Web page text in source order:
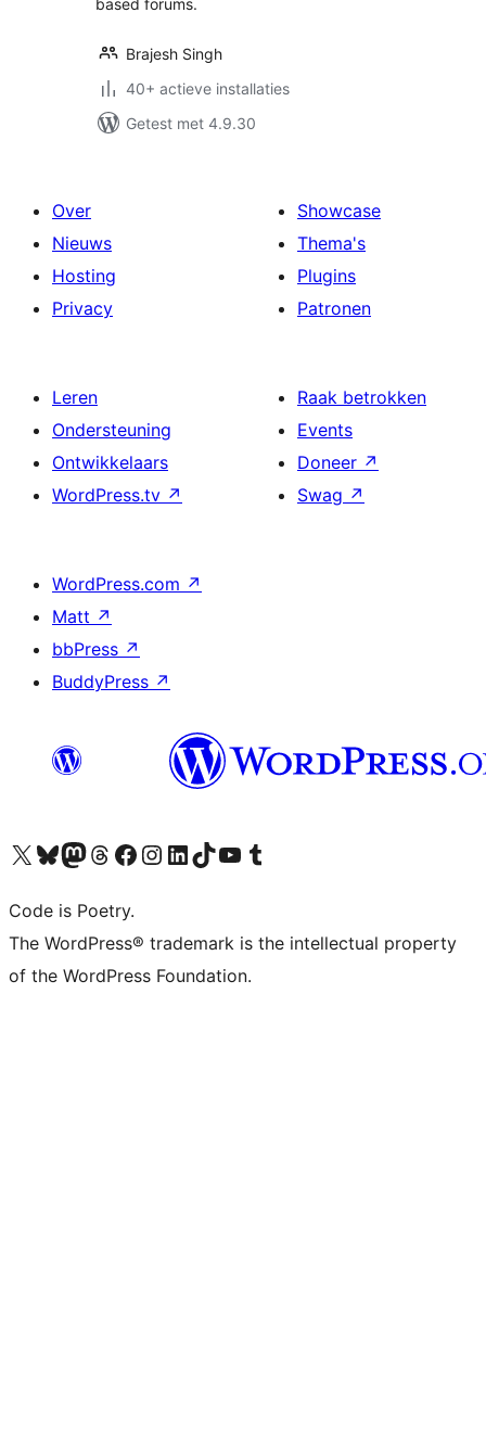
based forums.
Brajesh Singh
40+ actieve installaties
Getest met 4.9.30
Over
Nieuws
Hosting
Privacy
Showcase
Thema's
Plugins
Patronen
Leren
Ondersteuning
Ontwikkelaars
WordPress.tv ↗
Raak betrokken
Events
Doneer ↗
Swag ↗
WordPress.com ↗
Matt ↗
bbPress ↗
BuddyPress ↗
Bezoek ons X (voorheen Twitter) account
Bezoek onze Bluesky account
Bezoek ons Mastodon account
Bezoek onze Threads account
Onze Facebookpagina bezoeken
Bezoek onze Instagram account
Bezoek onze LinkedIn account
Bezoek onze TikTok account
Bezoek ons YouTube kanaalBezoek onze Tumblr account
Code is Poetry.
The WordPress® trademark is the intellectual property
of the WordPress Foundation.